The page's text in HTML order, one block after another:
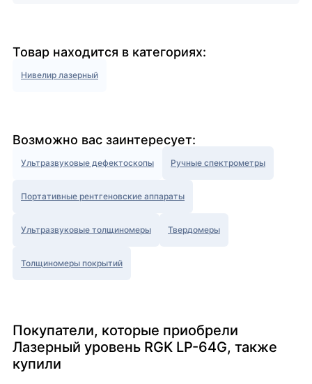
Товар находится в категориях:
Нивелир лазерный
Возможно вас заинтересует:
Ультразвуковые дефектоскопы Ручные спектрометры
Портативные рентгеновские аппараты
Ультразвуковые толщиномеры Твердомеры
Толщиномеры покрытий
Покупатели, которые приобрели
Лазерный уровень RGK LP-64G, также
купили